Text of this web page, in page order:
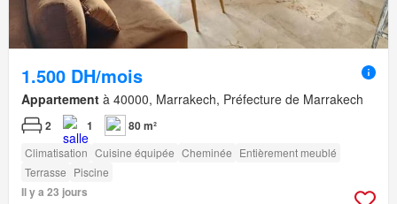
1.500 DH/mois
Appartement à 40000, Marrakech, Préfecture de Marrakech
2 1 80 m²
Climatisation Cuisine équipée Cheminée Entièrement meublé
Terrasse Piscine
Il y a 23 jours